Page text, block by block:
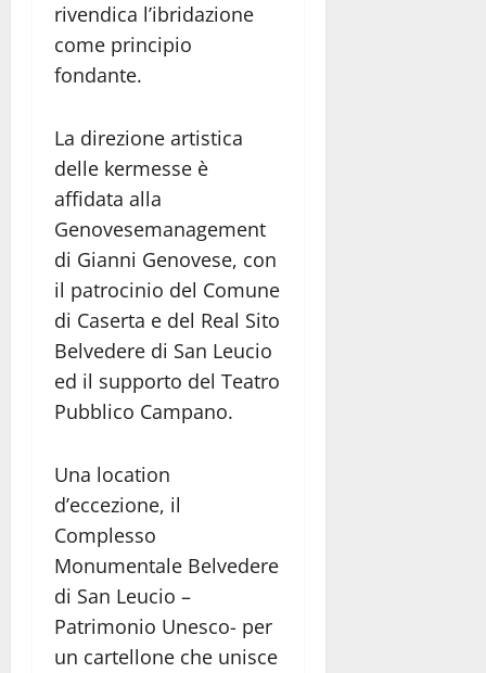
rivendica l’ibridazione
come principio
fondante.
La direzione artistica
delle kermesse è
affidata alla
Genovesemanagement
di Gianni Genovese, con
il patrocinio del Comune
di Caserta e del Real Sito
Belvedere di San Leucio
ed il supporto del Teatro
Pubblico Campano.
Una location
d’eccezione, il
Complesso
Monumentale Belvedere
di San Leucio –
Patrimonio Unesco- per
un cartellone che unisce